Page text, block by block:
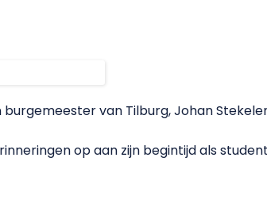
van Tilburg, Johan
op aan zijn begintijd als